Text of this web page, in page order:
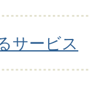
サービス